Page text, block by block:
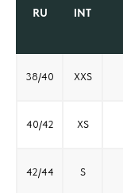
RU INT
38/40 XXS
40/42 XS
42/44 S